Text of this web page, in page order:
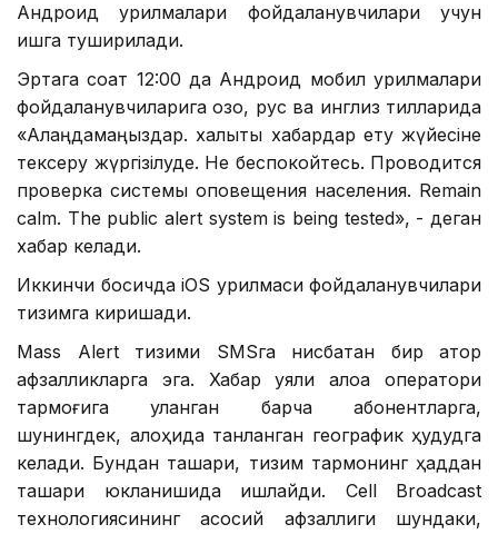
Андроид қурилмалари фойдаланувчилари учун
ишга туширилади.
Эртага соат 12:00 да Андроид мобил қурилмалари
фойдаланувчиларига қозоқ, рус ва инглиз тилларида
«Алаңдамаңыздар. халықты хабардар ету жүйесіне
тексеру жүргізілуде. Не беспокойтесь. Проводится
проверка системы оповещения населения. Remain
calm. The public alert system is being tested», - деган
хабар келади.
Иккинчи босқичда iOS қурилмаси фойдаланувчилари
тизимга киришади.
Mass Alert тизими SMSга нисбатан бир қатор
афзалликларга эга. Хабар уяли алоқа оператори
тармоғига уланган барча абонентларга,
шунингдек, алоҳида танланган географик ҳудудга
келади. Бундан ташқари, тизим тармоқнинг ҳаддан
ташқари юкланишида ишлайди. Cell Broadcast
технологиясининг асосий афзаллиги шундаки,